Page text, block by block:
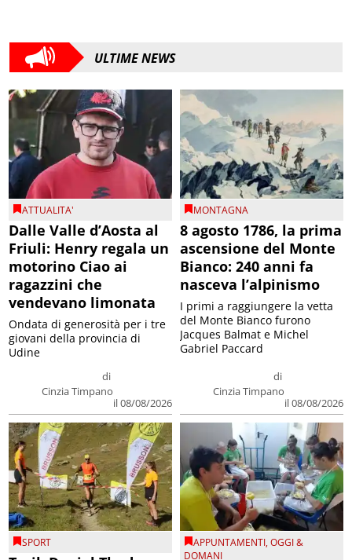
ULTIME NEWS
ATTUALITA'
Dalle Valle d’Aosta al
Friuli: Henry regala un
motorino Ciao ai
ragazzini che
vendevano limonata
di
Cinzia Timpano
il 08/08/2026
Ondata di generosità per i tre
giovani della provincia di
Udine
MONTAGNA
8 agosto 1786, la prima
ascensione del Monte
Bianco: 240 anni fa
nasceva l’alpinismo
di
Cinzia Timpano
il 08/08/2026
I primi a raggiungere la vetta
del Monte Bianco furono
Jacques Balmat e Michel
Gabriel Paccard
SPORT APPUNTAMENTI,OGGI &
DOMANI